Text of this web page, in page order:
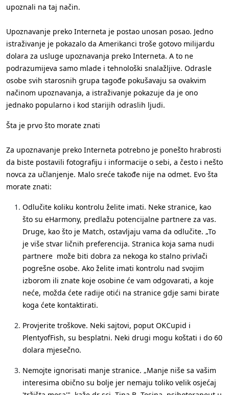
upoznali na taj način.
Upoznavanje preko Interneta je postao unosan posao. Jedno
istraživanje je pokazalo da Amerikanci troše gotovo milijardu
dolara za usluge upoznavanja preko Interneta. A to ne
podrazumijeva samo mlade i tehnološki snalažljive. Odrasle
osobe svih starosnih grupa tagođe pokušavaju sa ovakvim
načinom upoznavanja, a istraživanje pokazuje da je ono
jednako popularno i kod starijih odraslih ljudi.
Šta je prvo što morate znati
Za upoznavanje preko Interneta potrebno je ponešto hrabrosti
da biste postavili fotografiju i informacije o sebi, a često i nešto
novca za učlanjenje. Malo sreće takođe nije na odmet. Evo šta
morate znati:
Odlučite koliku kontrolu želite imati. Neke stranice, kao
što su eHarmony, predlažu potencijalne partnere za vas.
Druge, kao što je Match, ostavljaju vama da odlučite. „To
je više stvar ličnih preferencija. Stranica koja sama nudi
partnere može biti dobra za nekoga ko stalno privlači
pogrešne osobe. Ako želite imati kontrolu nad svojim
izborom ili znate koje osobine će vam odgovarati, a koje
neće, možda ćete radije otići na stranice gdje sami birate
koga ćete kontaktirati.
Provjerite troškove. Neki sajtovi, poput OKCupid i
PlentyofFish, su besplatni. Neki drugi mogu koštati i do 60
dolara mjesečno.
Nemojte ignorisati manje stranice. „Manje niše sa vašim
interesima obično su bolje jer nemaju toliko velik osjećaj